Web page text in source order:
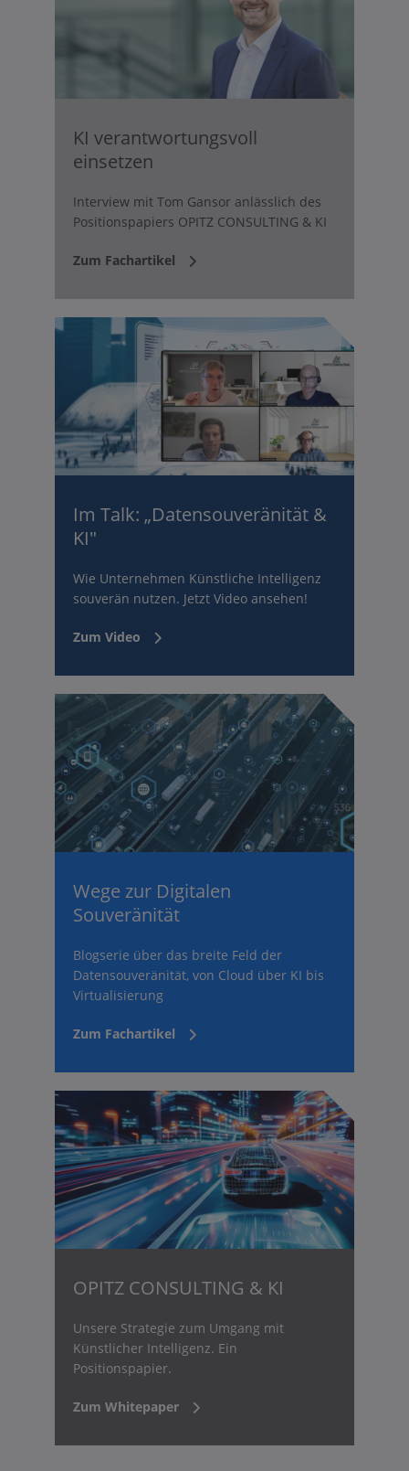
KI verantwortungsvoll
einsetzen
Interview mit Tom Gansor anlässlich des
Positionspapiers OPITZ CONSULTING & KI
Zum Fachartikel
Im Talk: „Datensouveränität &
KI"
Wie Unternehmen Künstliche Intelligenz
souverän nutzen. Jetzt Video ansehen!
Zum Video
Wege zur Digitalen
Souveränität
Blogserie über das breite Feld der
Datensouveränität, von Cloud über KI bis
Virtualisierung
Zum Fachartikel
OPITZ CONSULTING & KI
Unsere Strategie zum Umgang mit
Künstlicher Intelligenz. Ein
Positionspapier.
Zum Whitepaper